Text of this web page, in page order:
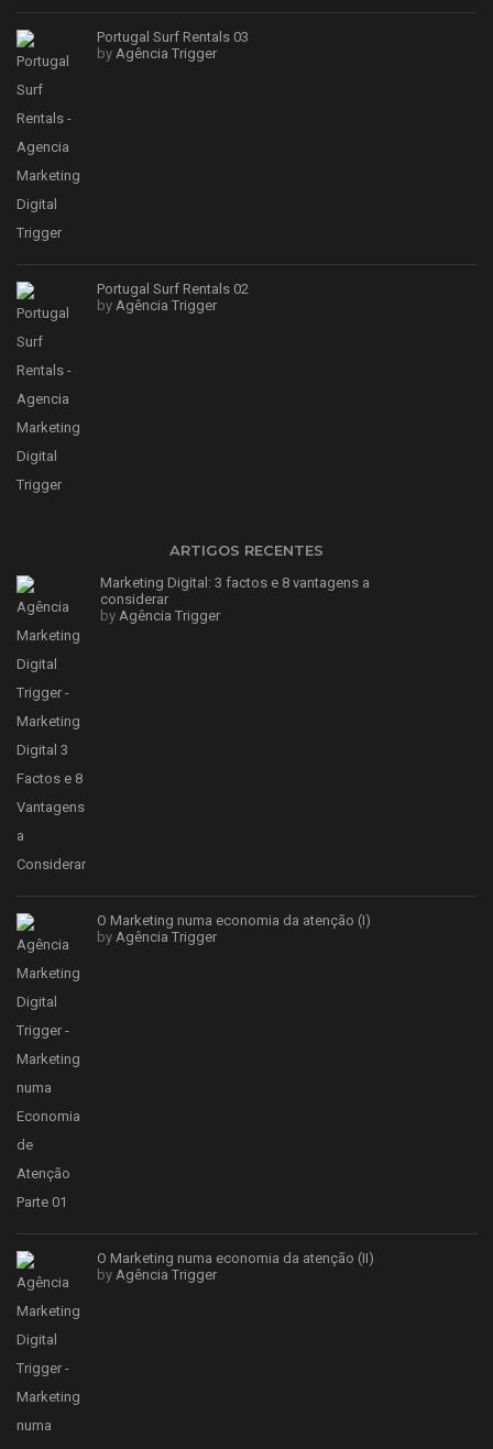
Portugal Surf Rentals 03
by Agência Trigger
Portugal Surf Rentals 02
by Agência Trigger
ARTIGOS RECENTES
Marketing Digital: 3 factos e 8 vantagens a
considerar
by Agência Trigger
O Marketing numa economia da atenção (I)
by Agência Trigger
O Marketing numa economia da atenção (II)
by Agência Trigger